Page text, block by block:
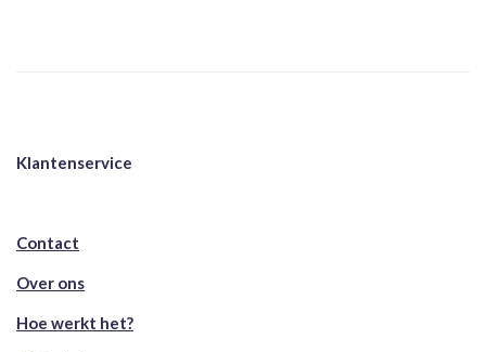
Klantenservice
Contact
Over ons
Hoe werkt het?